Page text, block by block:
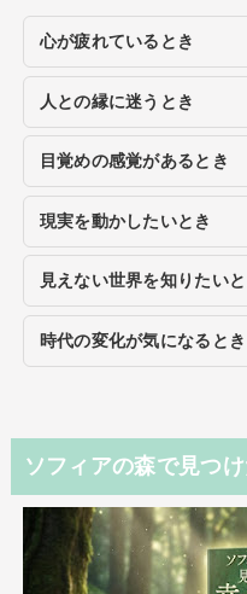
心が疲れているとき
人との縁に迷うとき
目覚めの感覚があるとき
現実を動かしたいとき
見えない世界を知りたいと
時代の変化が気になるとき
ソフィアの森で見つ